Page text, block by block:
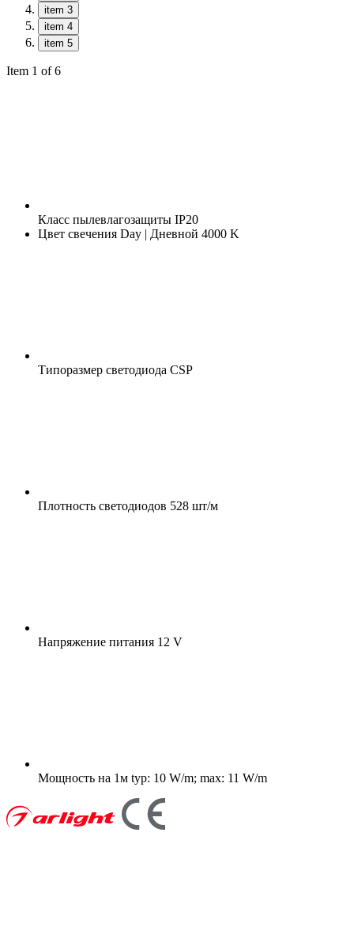
item 3
item 4
item 5
Item 1 of 6
Класс пылевлагозащиты IP20
Цвет свечения Day | Дневной 4000 K
Типоразмер светодиода CSP
Плотность светодиодов 528 шт/м
Напряжение питания 12 V
Мощность на 1м typ: 10 W/m; max: 11 W/m